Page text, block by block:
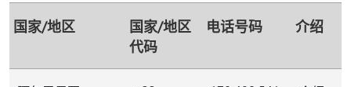
国家/地区
国家/地区
代码
电话号码 介绍